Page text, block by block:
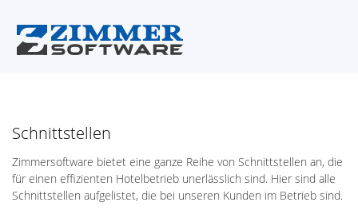
Schnittstellen
Zimmersoftware bietet eine ganze Reihe von Schnittstellen an, die
für einen effizienten Hotelbetrieb unerlässlich sind. Hier sind alle
Schnittstellen aufgelistet, die bei unseren Kunden im Betrieb sind.